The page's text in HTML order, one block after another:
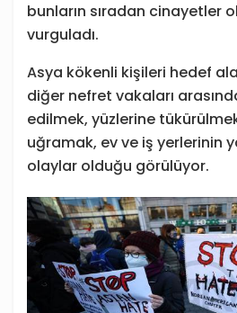
bunların sıradan cinayetler
vurguladı.
Asya kökenli kişileri hedef
diğer nefret vakaları
edilmek, yüzlerine
uğramak, ev ve iş yerlerinin
olaylar olduğu görülüyor.